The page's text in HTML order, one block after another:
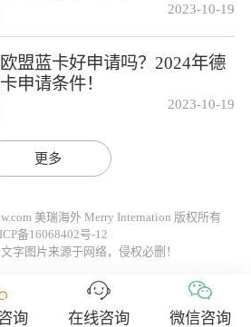
2023-10-19
盟蓝卡好申请吗？2024年德
申请条件！
2023-10-19
更多
美瑞海外 Merry Internation 版权所有
备16068402号-12
字图片来源于网络，侵权必删！
询 在线咨询 微信咨询